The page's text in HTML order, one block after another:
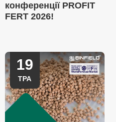
конференції PROFIT
FERT 2026!
19
ТРА